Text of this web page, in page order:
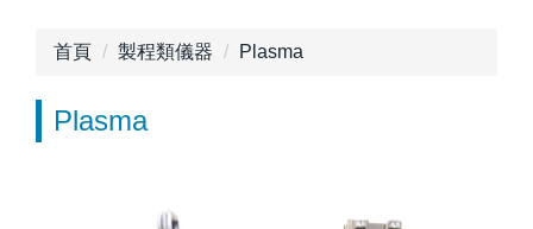
首頁 製程類儀器 Plasma
Plasma